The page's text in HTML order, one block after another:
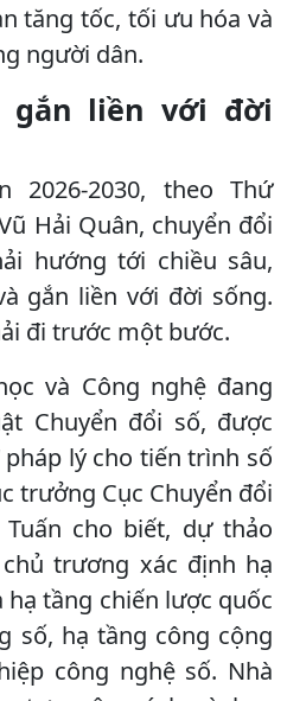
tăng tốc, tối ưu hóa và
người dân.
gắn liền với đời
2026-2030, theo Thứ
Hải Quân, chuyển đổi
hướng tới chiều sâu,
gắn liền với đời sống.
đi trước một bước.
và Công nghệ đang
Chuyển đổi số, được
pháp lý cho tiến trình số
trưởng Cục Chuyển đổi
cho biết, dự thảo
trương xác định hạ
tầng chiến lược quốc
số, hạ tầng công cộng
công nghệ số. Nhà